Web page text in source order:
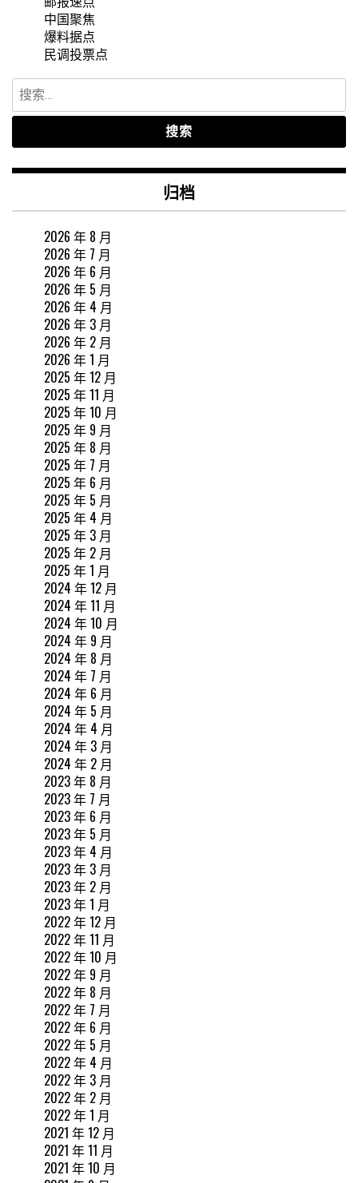
中国聚焦
爆料据点
民调投票点
搜
索：
归档
2026 年 8 月
2026 年 7 月
2026 年 6 月
2026 年 5 月
2026 年 4 月
2026 年 3 月
2026 年 2 月
2026 年 1 月
2025 年 12 月
2025 年 11 月
2025 年 10 月
2025 年 9 月
2025 年 8 月
2025 年 7 月
2025 年 6 月
2025 年 5 月
2025 年 4 月
2025 年 3 月
2025 年 2 月
2025 年 1 月
2024 年 12 月
2024 年 11 月
2024 年 10 月
2024 年 9 月
2024 年 8 月
2024 年 7 月
2024 年 6 月
2024 年 5 月
2024 年 4 月
2024 年 3 月
2024 年 2 月
2023 年 8 月
2023 年 7 月
2023 年 6 月
2023 年 5 月
2023 年 4 月
2023 年 3 月
2023 年 2 月
2023 年 1 月
2022 年 12 月
2022 年 11 月
2022 年 10 月
2022 年 9 月
2022 年 8 月
2022 年 7 月
2022 年 6 月
2022 年 5 月
2022 年 4 月
2022 年 3 月
2022 年 2 月
2022 年 1 月
2021 年 12 月
2021 年 11 月
2021 年 10 月